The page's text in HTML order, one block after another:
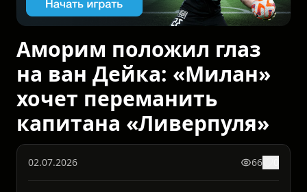
Аморим положил глаз
на ван Дейка: «Милан»
хочет переманить
капитана «Ливерпуля»
02.07.2026 66